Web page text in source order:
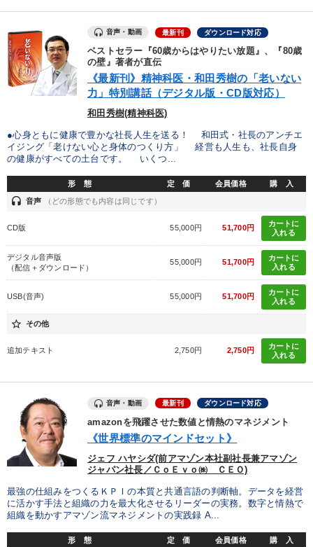
タル版（音声／動画ストリーミング・ダウンロード）
【3月】音声・映像
【最新刊】精神科医・和田秀樹の「老いない力」＋健康な社長と
会社をつくる厳選講話
2026年春季全国経営者セミナー収録講演ＣＤ・講演ＤＶＤ・デジ
タル版（音声／動画ストリーミング・ダウンロード）
最新トレンドと時代の潮流を押さえる
最新刊・戦略参謀ChatGPT実戦法と中小企業のDXと講話ご案内
経営者のための《音声・動画で学ぶ》講演シリーズ
社員が自律的に動き出す組織づくり
目的別
組織を強化したい 後継者に聞かせたい
販売力を強化したい 財務・数字力の向上
発想力を磨きたい 新事業・新商品づくり
キーワード
テレビ・ネットで話題 一流人 人事戦略
音声・動画 最新刊 ダウンロード対応
ベストセラー『60歳からはやりたい放題』、『80歳
の壁』著者が直伝
《最新刊》精神科医・和田秀樹の「老いない
力」特別講話（デジタル版・CD版対応）
和田秀樹(精神科医)
●心身ともに健康で豊かな社長人生を送る！ 和田式・社長のアンチエ
イジング「老けない心と身体のつくり方」 経営も人生も、社長自身
の健康がすべての土台です。 いくつ...
形 態 定 価 会員価格 購 入
headset 音声 （どの形態でも内容は同じです）
CD版 55,000円 51,700円
カートに
入れる
デジタル音声版
（配信＋ダウンロード）
55,000円 51,700円
カートに
入れる
USB(音声) 55,000円 51,700円
カートに
入れる
star_border その他
追加テキスト 2,750円 2,750円
カートに
入れる
音声・動画 最新刊 ダウンロード対応
amazonを飛躍させた数値と情熱のマネジメント
《世界標準のマインドセット》
ジェフ ハヤシダ(前アマゾン本社副社長兼アマゾン
ジャパン社長／ＣｏＥｖｏ㈱ ＣＥＯ)
最強の仕組みをつくるＫＰＩの本質と共通言語の判断軸。データを経営
に活かす手法と組織の力を最大化させるリーダーの実務。数字と情熱で
組織を動かすアマゾン流マネジメントの実践録 A...
形 態 定 価 会員価格 購 入